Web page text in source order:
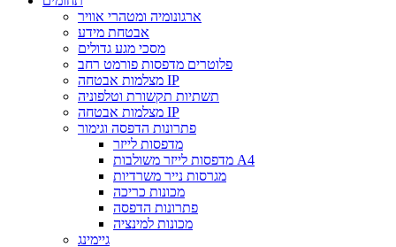
ארגונומיה ומטהרי אוויר
אבטחת מידע
מסכי מגע גדולים
פלוטרים מדפסות פורמט רחב
מצלמות אבטחה IP
תשתיות תקשורת וטלפוניה
מצלמות אבטחה IP
פתרונות הדפסה וגימור
מדפסות לייזר
מדפסות לייזר משולבות A4
מגרסות נייר משרדיות
מכונות כריכה
פתרונות הדפסה
מכונות למינציה
גיימינג